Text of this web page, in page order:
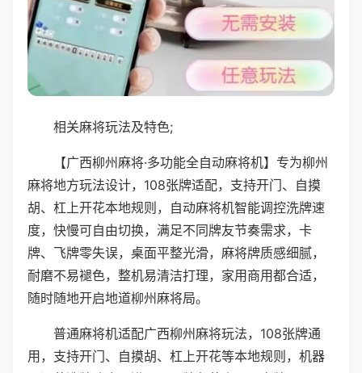
相关麻将玩法及特色;
【广西柳州麻将·多功能全自动麻将机】专为柳州
麻将地方玩法设计，108张牌适配，支持开门、自摸
胡、杠上开花本地规则，自动麻将机智能调控洗牌速
度，快慢可自由切换，满足不同牌友节奏需求，卡
牌、飞牌零失误，桌面平整光滑，麻将牌质感细腻，
耐磨不易褪色，整机易清洁打理，家用商用都合适，
随时随地开启地道柳州麻将局。
普通麻将机适配广西柳州麻将玩法，108张牌通
用，支持开门、自摸胡、杠上开花等本地规则，机器